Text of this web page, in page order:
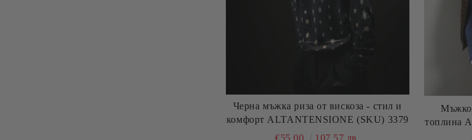
Черна мъжка риза от вискоза - стил и
комфорт ALTANTENSIONE (SKU) 3379
Мъжко
топлина